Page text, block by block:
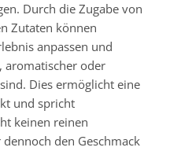
Durch die Zugabe von
Zutaten können
anpassen und
aromatischer oder
Dies ermöglicht eine
und spricht
keinen reinen
den Geschmack